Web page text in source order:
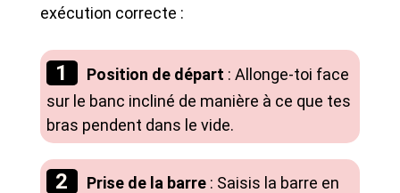
exécution correcte :
Position de départ : Allonge-toi face
sur le banc incliné de manière à ce que tes
bras pendent dans le vide.
Prise de la barre : Saisis la barre en